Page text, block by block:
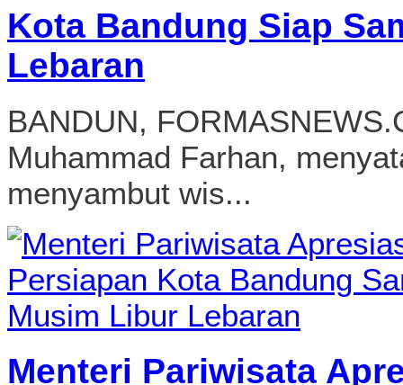
Kota Bandung Siap
Lebaran
BANDUN,
Muhammad Farhan,
menyambut wis...
Menteri Pariwisata